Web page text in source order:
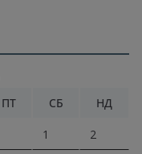
ПТ СБ НД
1 2